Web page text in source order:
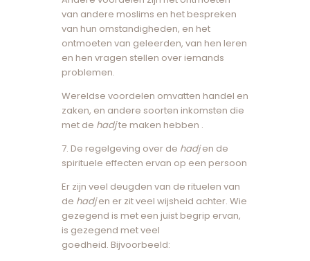
van andere moslims en het bespreken
van hun omstandigheden, en het
ontmoeten van geleerden, van hen leren
en hen vragen stellen over iemands
problemen.
Wereldse voordelen omvatten handel en
zaken, en andere soorten inkomsten die
met de hadjte maken hebben .
7. De regelgeving over de hadjen de
spirituele effecten ervan op een persoon
Er zijn veel deugden van de rituelen van
de hadjen er zit veel wijsheid achter. Wie
gezegend is met een juist begrip ervan,
is gezegend met veel
goedheid. Bijvoorbeeld: